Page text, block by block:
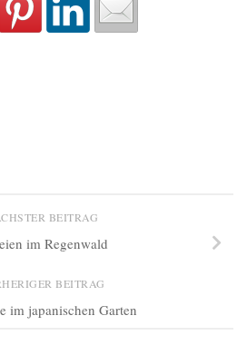
BEITRAG
im Regenwald
BEITRAG
im japanischen Garten